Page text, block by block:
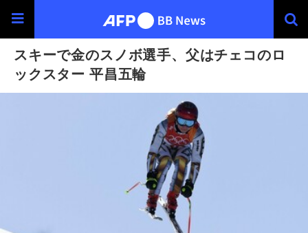
スキーで金のスノボ選手、父はチェコのロ
ックスター 平昌五輪